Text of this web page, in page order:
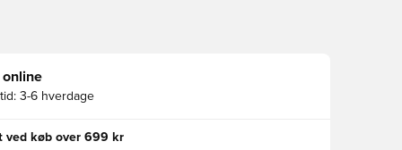
online
3-6 hverdage
ved køb over 699 kr